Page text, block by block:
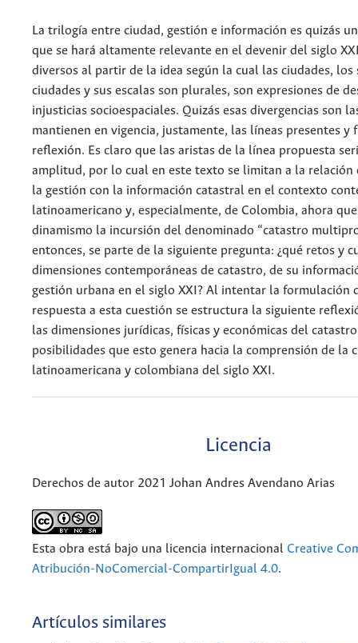
La trilogía entre ciudad, gestión e información es quizás
que se hará altamente relevante en el devenir del siglo
diversos al partir de la idea según la cual las ciudades, los
ciudades y sus escalas son plurales, son expresiones de
injusticias socioespaciales. Quizás esas divergencias son
mantienen en vigencia, justamente, las líneas presentes y
reflexión. Es claro que las aristas de la línea propuesta
amplitud, por lo cual en este texto se limitan a la relación
la gestión con la información catastral en el contexto
latinoamericano y, especialmente, de Colombia, ahora
dinamismo la incursión del denominado “catastro
entonces, se parte de la siguiente pregunta: ¿qué retos y
dimensiones contemporáneas de catastro, de su
gestión urbana en el siglo XXI? Al intentar la formulación
respuesta a esta cuestión se estructura la siguiente
las dimensiones jurídicas, físicas y económicas del
posibilidades que esto genera hacia la comprensión de la
latinoamericana y colombiana del siglo XXI.
Licencia
Derechos de autor 2021 Johan Andres Avendano Arias
Esta obra está bajo una licencia internacional Creative
Atribución-NoComercial-CompartirIgual 4.0.
Artículos similares